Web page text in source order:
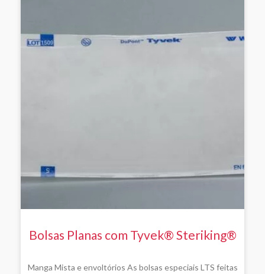
Bolsas Planas com Tyvek® Steriking®
Manga Mista e envoltórios As bolsas especiais LTS feitas